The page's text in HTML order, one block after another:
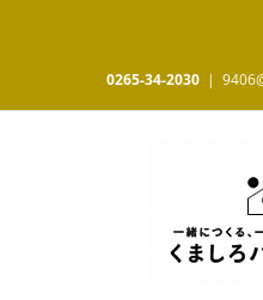
0265-34-2030 |